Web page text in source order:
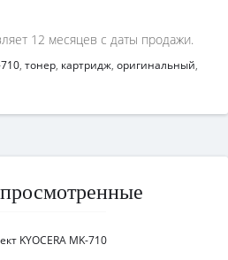
12 месяцев с даты продажи.
, тонер, картридж, оригинальный,